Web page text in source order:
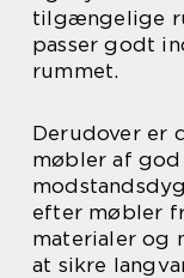
tilgængelige
passer godt
rummet.
Derudover er
møbler af
efter møbler
materialer og
at sikre